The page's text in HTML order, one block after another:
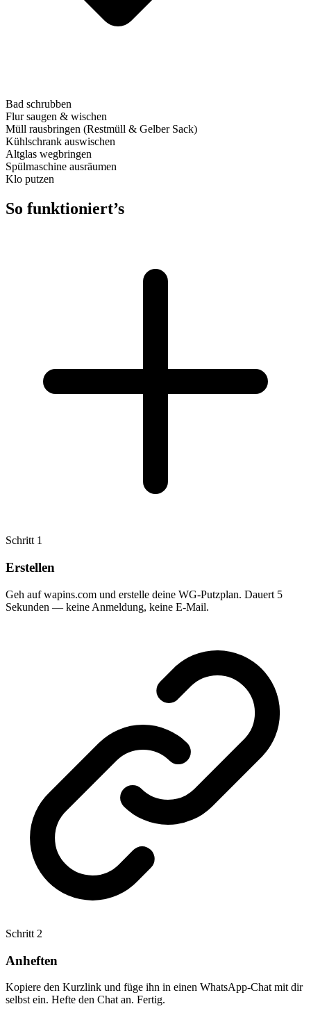
Bad schrubben
Flur saugen & wischen
Müll rausbringen (Restmüll & Gelber Sack)
Kühlschrank auswischen
Altglas wegbringen
Spülmaschine ausräumen
Klo putzen
So funktioniert’s
Schritt 1
Erstellen
Geh auf wapins.com und erstelle deine WG-Putzplan. Dauert 5
Sekunden — keine Anmeldung, keine E-Mail.
Schritt 2
Anheften
Kopiere den Kurzlink und füge ihn in einen WhatsApp-Chat mit dir
selbst ein. Hefte den Chat an. Fertig.